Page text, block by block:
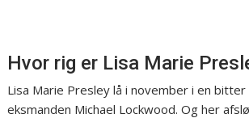
Hvor rig er Lisa Marie
Lisa Marie Presley lå i november i en
eksmanden Michael Lockwood. Og her